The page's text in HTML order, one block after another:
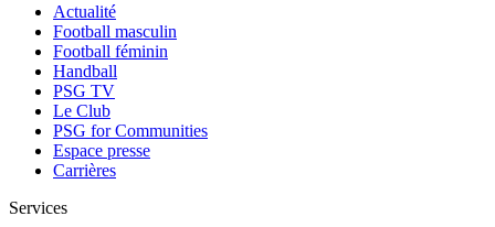
Actualité
Football masculin
Football féminin
Handball
PSG TV
Le Club
PSG for Communities
Espace presse
Carrières
Services